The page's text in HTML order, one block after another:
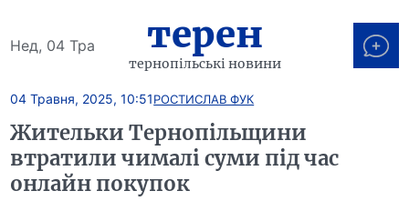
Нед, 04 Тра терен
тернопільські новини
04 Травня, 2025, 10:51РОСТИСЛАВ ФУК
Жительки Тернопільщини
втратили чималі суми під час
онлайн покупок